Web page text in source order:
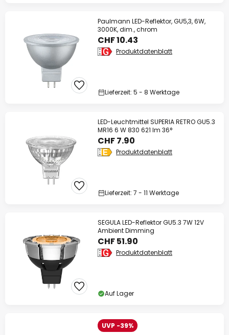
Paulmann LED-Reflektor, GU5,3, 6W,
3000K, dim., chrom
CHF 10.43
Produktdatenblatt
Lieferzeit: 5 - 8 Werktage
LED-Leuchtmittel SUPERIA RETRO GU5.3
MR16 6 W 830 621 lm 36°
CHF 7.90
Produktdatenblatt
Lieferzeit: 7 - 11 Werktage
SEGULA LED-Reflektor GU5.3 7W 12V
Ambient Dimming
CHF 51.90
Produktdatenblatt
Auf Lager
UVP -39%